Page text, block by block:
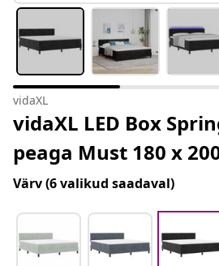
vidaXL
vidaXL LED Box
peaga Must 180 x
Värv(6 valikud saadaval)